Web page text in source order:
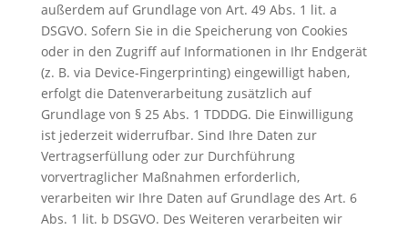
außerdem auf Grundlage von Art. 49 Abs. 1 lit. a
DSGVO. Sofern Sie in die Speicherung von Cookies
oder in den Zugriff auf Informationen in Ihr Endgerät
(z. B. via Device-Fingerprinting) eingewilligt haben,
erfolgt die Datenverarbeitung zusätzlich auf
Grundlage von § 25 Abs. 1 TDDDG. Die Einwilligung
ist jederzeit widerrufbar. Sind Ihre Daten zur
Vertragserfüllung oder zur Durchführung
vorvertraglicher Maßnahmen erforderlich,
verarbeiten wir Ihre Daten auf Grundlage des Art. 6
Abs. 1 lit. b DSGVO. Des Weiteren verarbeiten wir